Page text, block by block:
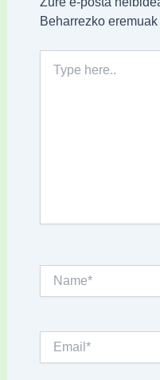
Beharrezko eremuak
here..